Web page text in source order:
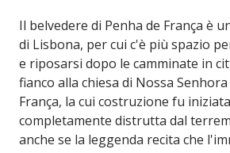
Il belvedere di Penha de França è
di Lisbona, per cui c'è più spazio
e riposarsi dopo le camminate in
fianco alla chiesa di Nossa
França, la cui costruzione fu
completamente distrutta dal
anche se la leggenda recita che